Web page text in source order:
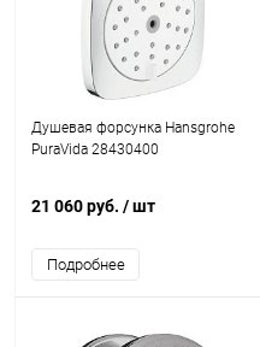
Душевая форсунка Hansgrohe
PuraVida 28430400
21 060 руб. / шт
Подробнее